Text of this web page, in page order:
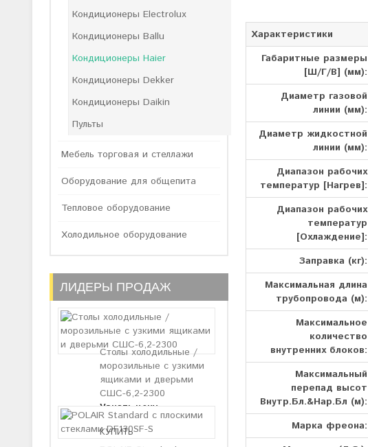
Кондиционеры Electrolux
Кондиционеры Ballu
Кондиционеры Haier
Кондиционеры Dekker
Кондиционеры Daikin
Пульты
Мебель торговая и стеллажи
Оборудование для общепита
Тепловое оборудование
Холодильное оборудование
ЛИДЕРЫ ПРОДАЖ
Столы холодильные /
морозильные с узкими
ящиками и дверьми
СШС-6,2-2300
Узнать цену
Характеристики
Габаритные размеры
[Ш/Г/В] (мм):
Диаметр газовой
линии (мм):
Диаметр жидкостной
линии (мм):
Диапазон рабочих
температур [Нагрев]:
Диапазон рабочих
температур
[Охлаждение]:
Заправка (кг):
Максимальная длина
трубопровода (м):
Максимальное
количество
внутренних блоков:
Максимальный
перепад высот
Внутр.Бл.&Нар.Бл (м):
Марка фреона: